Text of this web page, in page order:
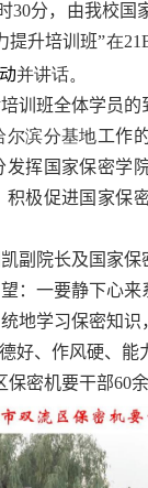
30分，由我校国
提升培训班”在
并讲话。
训班全体学员
尔滨分基地工作
挥国家保密学
极促进国家保
副院长及国家
：一要静下心
地学习保密知识
好、作风硬、能
密机要干部60余